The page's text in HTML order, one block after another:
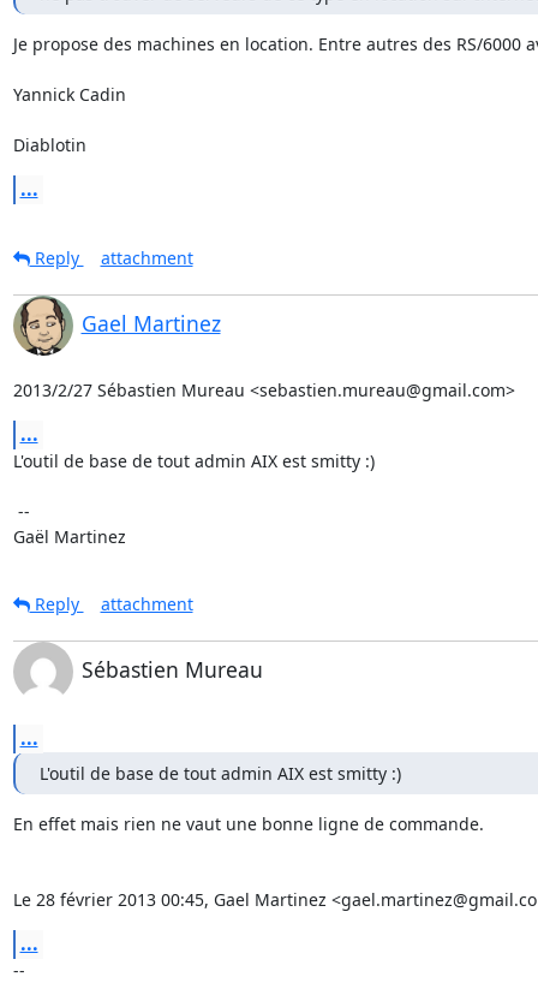
Je propose des machines en location. Entre autres des RS/6000
Yannick Cadin
Diablotin
...
Reply attachment
Gael Martinez
2013/2/27 Sébastien Mureau <sebastien.mureau@gmail.com>
...
L'outil de base de tout admin AIX est smitty :)
Gaël Martinez
Reply attachment
Sébastien Mureau
...
L'outil de base de tout admin AIX est smitty :)
En effet mais rien ne vaut une bonne ligne de commande.
Le 28 février 2013 00:45, Gael Martinez
...
--